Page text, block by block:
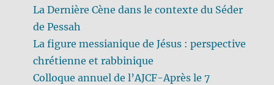
La Dernière Cène dans le contexte du Séder
de Pessah
La figure messianique de Jésus : perspective
chrétienne et rabbinique
Colloque annuel de l’AJCF-Après le 7